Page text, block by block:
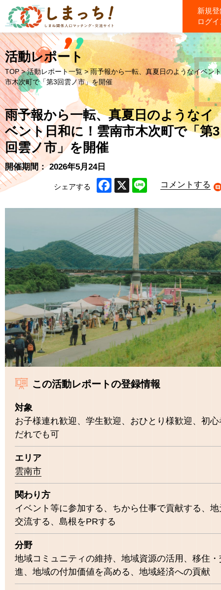
新規
ログ
活動レポート
TOP >活動レポート一覧> 雨予報から一転、真夏日のようなイベン
市木次町で「第3回雲ノ市」を開催
雨予報から一転、真夏日のようなイ
ベント日和に！雲南市木次町で「第3
回雲ノ市」を開催
開催期間： 2026年5月24日
シェアする
コメントする
この活動レポートの登録情報
対象
お子様連れ歓迎、学生歓迎、おひとり様歓迎、初
だれでも可
エリア
雲南市
関わり方
イベント等に参加する、ちから仕事で貢献する、
交流する、島根をPRする
分野
地域コミュニティの維持、地域資源の活用、移住
進、地域の付加価値を高める、地域経済への貢献